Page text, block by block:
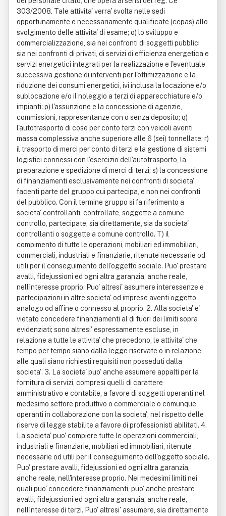
303/2008. Tale attivita' verra' svolta nelle sedi
opportunamente e necessariamente qualificate (cepas) allo
svolgimento delle attivita' di esame; o) lo sviluppo e
commercializzazione, sia nei confronti di soggetti pubblici
sia nei confronti di privati, di servizi di efficienza energetica e
servizi energetici integrati per la realizzazione e l'eventuale
successiva gestione di interventi per l'ottimizzazione e la
riduzione dei consumi energetici, ivi inclusa la locazione e/o
sublocazione e/o il noleggio a terzi di apparecchiature e/o
impianti; p) l'assunzione e la concessione di agenzie,
commissioni, rappresentanze con o senza deposito; q)
l'autotrasporto di cose per conto terzi con veicoli aventi
massa complessiva anche superiore alle 6 (sei) tonnellate; r)
il trasporto di merci per conto di terzi e la gestione di sistemi
logistici connessi con l'esercizio dell'autotrasporto, la
preparazione e spedizione di merci di terzi; s) la concessione
di finanziamenti esclusivamente nei confronti di societa'
facenti parte del gruppo cui partecipa, e non nei confronti
del pubblico. Con il termine gruppo si fa riferimento a
societa' controllanti, controllate, soggette a comune
controllo, partecipate, sia direttamente, sia da societa'
controllanti o soggette a comune controllo. T) il
compimento di tutte le operazioni, mobiliari ed immobiliari,
commerciali, industriali e finanziarie, ritenute necessarie od
utili per il conseguimento dell'oggetto sociale. Puo' prestare
avalli, fidejussioni ed ogni altra garanzia, anche reale,
nell'interesse proprio. Puo' altresi' assumere interessenze e
partecipazioni in altre societa' od imprese aventi oggetto
analogo od affine o connesso al proprio. 2. Alla societa' e'
vietato concedere finanziamenti al di fuori dei limiti sopra
evidenziati; sono altresi' espressamente escluse, in
relazione a tutte le attivita' che precedono, le attivita' che
tempo per tempo siano dalla legge riservate o in relazione
alle quali siano richiesti requisiti non posseduti dalla
societa'. 3. La societa' puo' anche assumere appalti per la
fornitura di servizi, compresi quelli di carattere
amministrativo e contabile, a favore di soggetti operanti nel
medesimo settore produttivo o commerciale o comunque
operanti in collaborazione con la societa', nel rispetto delle
riserve di legge stabilite a favore di professionisti abilitati. 4.
La societa' puo' compiere tutte le operazioni commerciali,
industriali e finanziarie, mobiliari ed immobiliari, ritenute
necessarie od utili per il conseguimento dell'oggetto sociale.
Puo' prestare avalli, fidejussioni ed ogni altra garanzia,
anche reale, nell'interesse proprio. Nei medesimi limiti nei
quali puo' concedere finanziamenti, puo' anche prestare
avalli, fidejussioni ed ogni altra garanzia, anche reale,
nell'interesse di terzi. Puo' altresi' assumere, sia direttamente